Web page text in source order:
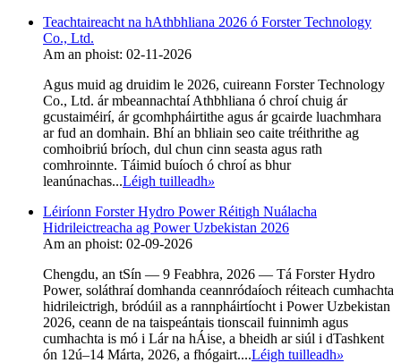
Teachtaireacht na hAthbhliana 2026 ó Forster Technology
Co., Ltd.
Am an phoist: 02-11-2026
Agus muid ag druidim le 2026, cuireann Forster Technology
Co., Ltd. ár mbeannachtaí Athbhliana ó chroí chuig ár
gcustaiméirí, ár gcomhpháirtithe agus ár gcairde luachmhara
ar fud an domhain. Bhí an bhliain seo caite tréithrithe ag
comhoibriú bríoch, dul chun cinn seasta agus rath
comhroinnte. Táimid buíoch ó chroí as bhur
leanúnachas...Léigh tuilleadh»
Léiríonn Forster Hydro Power Réitigh Nuálacha
Hidrileictreacha ag Power Uzbekistan 2026
Am an phoist: 02-09-2026
Chengdu, an tSín — 9 Feabhra, 2026 — Tá Forster Hydro
Power, soláthraí domhanda ceannródaíoch réiteach cumhachta
hidrileictrigh, bródúil as a rannpháirtíocht i Power Uzbekistan
2026, ceann de na taispeántais tionscail fuinnimh agus
cumhachta is mó i Lár na hÁise, a bheidh ar siúl i dTashkent
ón 12ú–14 Márta, 2026, a fhógairt....Léigh tuilleadh»